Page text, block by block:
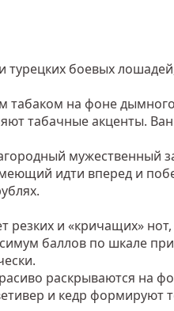
боевых
на фоне
табачные акценты.
мужественный
идти вперед и
и «кричащих»
баллов по шкале
раскрываются на
и кедр